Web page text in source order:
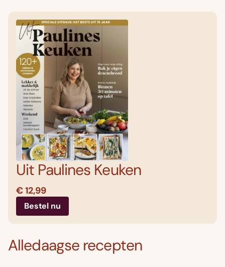
Uit Paulines Keuken
€ 12,99
Bestel nu
Alledaagse recepten